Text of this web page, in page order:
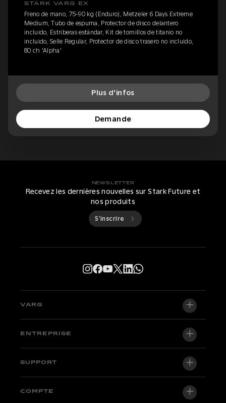
STARK VARG EX
Freno de mano, 75-90 kg (Enduro), Metzeler 6 Days Extreme
Medium, Tubo de espuma, Protector de disco delantero
incluido, Estriberas estándar, Kit de tornillos de titanio no
incluido, Selle Regular, Protector de disco trasero no incluido,
80 ch 'Alpha'
Plus d'infos
Demande
NEWSLETTER
Recevez les dernières nouvelles sur Stark Future et
nos produits
S’inscrire
VARG
VARG EX
Factory Edition
ENTREPRISE
À propos de nous
SUPPORT
Centre d'assistance
COMPTE